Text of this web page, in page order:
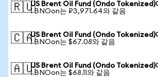
🇷🇺US Brent Oil Fund (Ondo Tokenized)
1 BNOon는 ₽3,971.64와 같음
🇨🇦US Brent Oil Fund (Ondo Tokenized)
1 BNOon는 $67.08와 같음
🇦🇺US Brent Oil Fund (Ondo Tokenized)
1 BNOon는 $68.11와 같음